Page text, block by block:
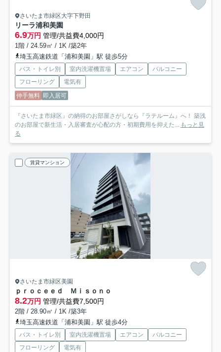
さいたま市緑区大字下野田
リーラ浦和美園
6.9万円 管理/共益費4,000円
1階 / 24.59㎡ / 1K /築2年
埼玉高速鉄道「浦和美園」駅 徒歩5分
バス・トイレ別 室内洗濯機置場 エアコン
バルコニー
フローリング
電気有
仲手無料 即入居可
『さいたま市緑区』の納得のお部屋さがしなら『ラテルーム』へ！ 築浅
のお部屋で新生活・入居審査が心配の方・初期費用を抑えた... もっと見
る
賃貸マンション
さいたま市緑区美園
ｐｒｏｃｅｅｄ Ｍｉｓｏｎｏ
8.2万円 管理/共益費7,500円
2階 / 28.90㎡ / 1K /築3年
埼玉高速鉄道「浦和美園」駅 徒歩4分
バス・トイレ別 室内洗濯機置場 エアコン
バルコニー
フローリング
電気有